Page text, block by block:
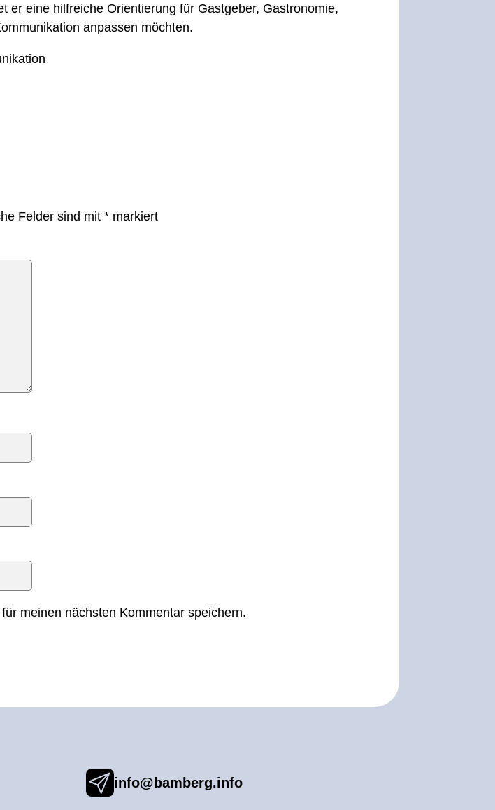
er eine hilfreiche Orientierung für Gastgeber, Gastronomie,
anpassen möchten.
Felder sind mit * markiert
meinen nächsten Kommentar speichern.
info@bamberg.info